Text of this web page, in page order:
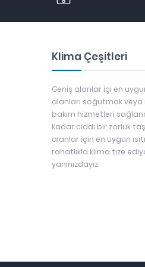
Klima Çeşitleri
Geniş alanlar içi en
alanları soğutmak veya
bakım hizmetleri
kadar ciddi bir zorluk
alanlar için en uygun
rahatlıkla klima tize
yanınızdayız.